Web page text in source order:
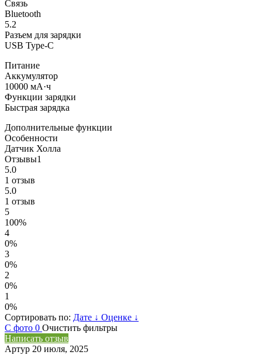
Связь
Bluetooth
5.2
Разъем для зарядки
USB Type-C
Питание
Аккумулятор
10000 мА·ч
Функции зарядки
Быстрая зарядка
Дополнительные функции
Особенности
Датчик Холла
Отзывы1
5.0
1 отзыв
5.0
1 отзыв
5
100%
4
0%
3
0%
2
0%
1
0%
Сортировать по: Дате ↓ Оценке ↓
С фото 0 Очистить фильтры
Написать отзыв
Артур 20 июля, 2025